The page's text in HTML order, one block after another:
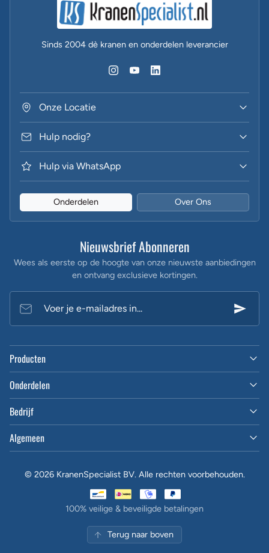
Sinds 2004 dè kranen en onderdelen leverancier
Onze Locatie
Hulp nodig?
Hulp via WhatsApp
Onderdelen Over Ons
Nieuwsbrief Abonneren
Wees als eerste op de hoogte van onze nieuwste aanbiedingen
en ontvang exclusieve kortingen.
Voer je e-mailadres in...
Producten
Onderdelen
Bedrijf
Algemeen
100% veilige & beveiligde betalingen
© 2026 KranenSpecialist BV. Alle rechten voorbehouden.
Terug naar boven